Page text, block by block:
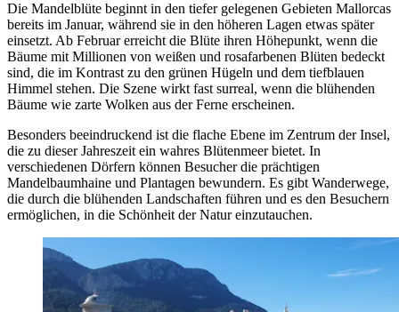
Die Mandelblüte beginnt in den tiefer gelegenen Gebieten Mallorcas
bereits im Januar, während sie in den höheren Lagen etwas später
einsetzt. Ab Februar erreicht die Blüte ihren Höhepunkt, wenn die
Bäume mit Millionen von weißen und rosafarbenen Blüten bedeckt
sind, die im Kontrast zu den grünen Hügeln und dem tiefblauen
Himmel stehen. Die Szene wirkt fast surreal, wenn die blühenden
Bäume wie zarte Wolken aus der Ferne erscheinen.
Besonders beeindruckend ist die flache Ebene im Zentrum der Insel,
die zu dieser Jahreszeit ein wahres Blütenmeer bietet. In
verschiedenen Dörfern können Besucher die prächtigen
Mandelbaumhaine und Plantagen bewundern. Es gibt Wanderwege,
die durch die blühenden Landschaften führen und es den Besuchern
ermöglichen, in die Schönheit der Natur einzutauchen.